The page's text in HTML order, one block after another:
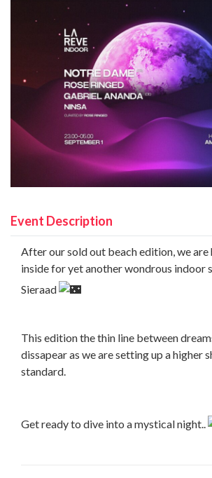
Event Description
After our sold out beach edition, we are
inside for yet another wondrous indoor
Sieraad
This edition the thin line between
dissapear as we are setting up a higher
standard.
Get ready to dive into a mystical night..